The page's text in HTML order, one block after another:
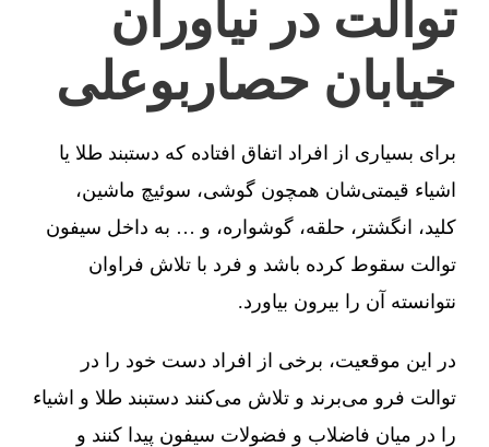
توالت در نیاوران
خیابان حصاربوعلی
برای بسیاری از افراد اتفاق افتاده که دستبند طلا یا
اشیاء قیمتی‌شان همچون گوشی، سوئیچ ماشین،
کلید، انگشتر، حلقه، گوشواره، و … به داخل سیفون
توالت سقوط کرده باشد و فرد با تلاش فراوان
نتوانسته آن را بیرون بیاورد.
در این موقعیت، برخی از افراد دست خود را در
توالت فرو می‌برند و تلاش می‌کنند دستبند طلا و اشیاء
را در میان فاضلاب و فضولات سیفون پیدا کنند و